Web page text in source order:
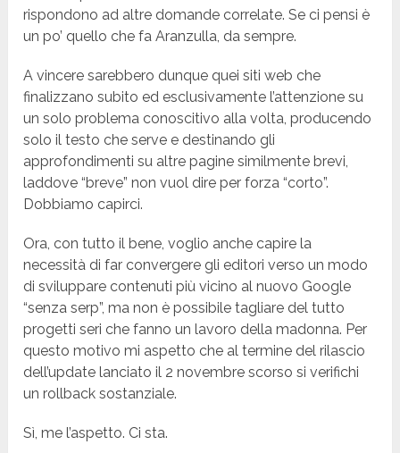
rispondono ad altre domande correlate. Se ci pensi è
un po’ quello che fa Aranzulla, da sempre.
A vincere sarebbero dunque quei siti web che
finalizzano subito ed esclusivamente l’attenzione su
un solo problema conoscitivo alla volta, producendo
solo il testo che serve e destinando gli
approfondimenti su altre pagine similmente brevi,
laddove “breve” non vuol dire per forza “corto”.
Dobbiamo capirci.
Ora, con tutto il bene, voglio anche capire la
necessità di far convergere gli editori verso un modo
di sviluppare contenuti più vicino al nuovo Google
“senza serp”, ma non è possibile tagliare del tutto
progetti seri che fanno un lavoro della madonna. Per
questo motivo mi aspetto che al termine del rilascio
dell’update lanciato il 2 novembre scorso si verifichi
un rollback sostanziale.
Sì, me l’aspetto. Ci sta.